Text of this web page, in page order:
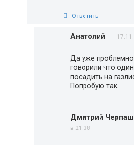
Ответить
Анатолий
Да уже проблемно
говорили что
посадить на
Попробую так.
Дмитрий
в 21:38